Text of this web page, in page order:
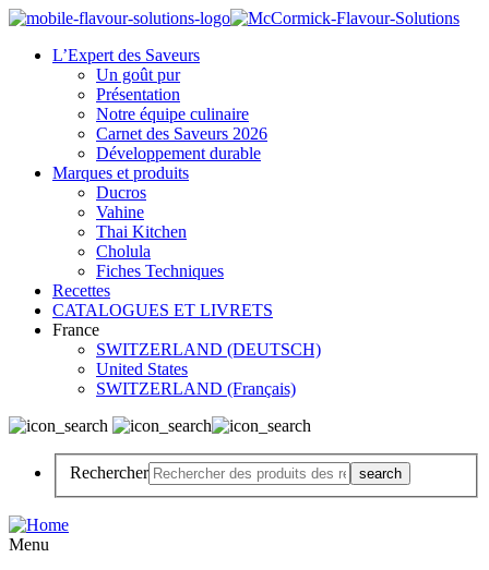
L’Expert des Saveurs
Un goût pur
Présentation
Notre équipe culinaire
Carnet des Saveurs 2026
Développement durable
Marques et produits
Ducros
Vahine
Thai Kitchen
Cholula
Fiches Techniques
Recettes
CATALOGUES ET LIVRETS
France
SWITZERLAND (DEUTSCH)
United States
SWITZERLAND (Français)
Rechercher
Menu